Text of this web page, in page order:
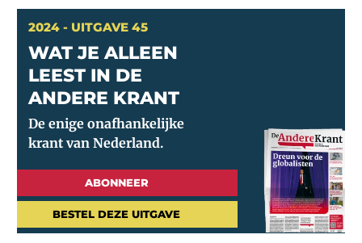
2024 - UITGAVE 45
WAT JE ALLEEN
LEEST IN DE
ANDERE KRANT
ABONNEER
BESTEL DEZE UITGAVE